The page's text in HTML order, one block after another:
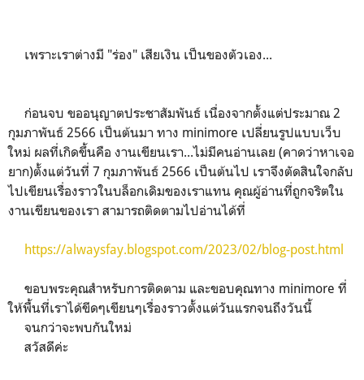
เพราะเราต่างมี "ร่อง" เสียเงิน เป็นของตัวเอง...
ก่อนจบ ขออนุญาตประชาสัมพันธ์ เนื่องจากตั้งแต่ประมาณ 2
กุมภาพันธ์ 2566 เป็นต้นมา ทาง minimore เปลี่ยนรูปแบบเว็บ
ใหม่ ผลที่เกิดขึ้นคือ งานเขียนเรา...ไม่มีคนอ่านเลย (คาดว่าหาเจอ
ยาก)ตั้งแต่วันที่ 7 กุมภาพันธ์ 2566 เป็นต้นไป เราจึงตัดสินใจกลับ
ไปเขียนเรื่องราวในบล็อกเดิมของเราแทน คุณผู้อ่านที่ถูกจริตใน
งานเขียนของเรา สามารถติดตามไปอ่านได้ที่
https://alwaysfay.blogspot.com/2023/02/blog-post.html
ขอบพระคุณสำหรับการติดตาม และขอบคุณทาง minimore ที่
ให้พื้นที่เราได้ขีดๆเขียนๆเรื่องราวตั้งแต่วันแรกจนถึงวันนี้
จนกว่าจะพบกันใหม่
สวัสดีค่ะ